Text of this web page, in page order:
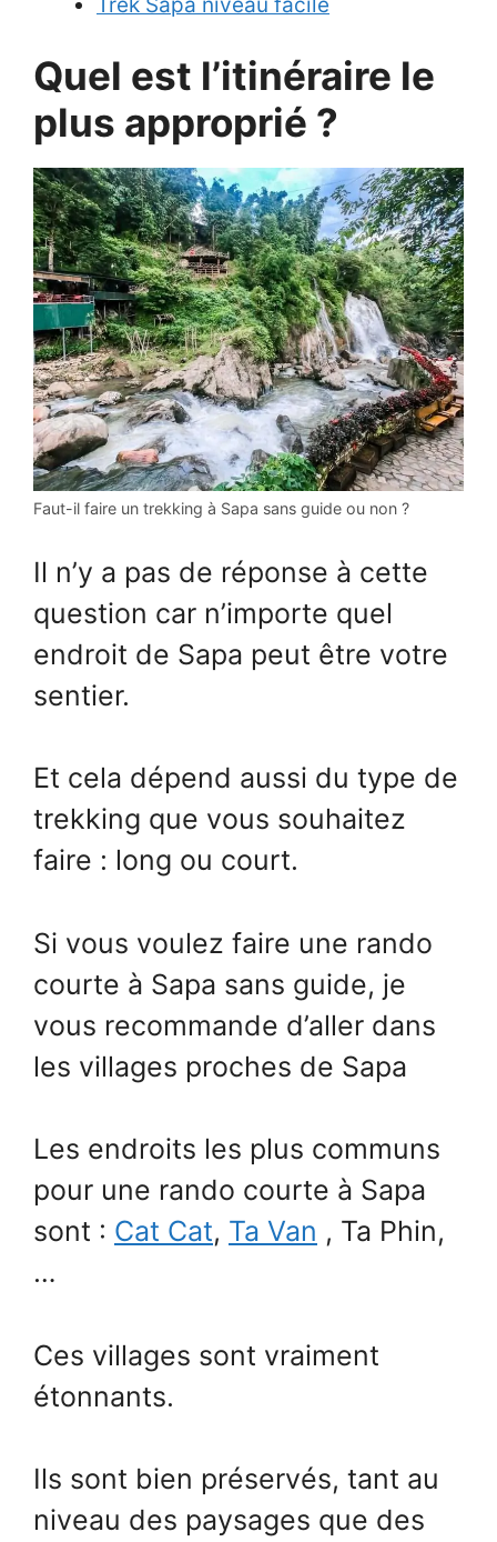
Quel est l’itinéraire le
plus approprié ?
Faut-il faire un trekking à Sapa sans guide ou non ?
Il n’y a pas de réponse à cette
question car n’importe quel
endroit de Sapa peut être votre
sentier.
Et cela dépend aussi du type de
trekking que vous souhaitez
faire : long ou court.
Si vous voulez faire une rando
courte à Sapa sans guide, je
vous recommande d’aller dans
les villages proches de Sapa
Les endroits les plus communs
pour une rando courte à Sapa
sont : Cat Cat, Ta Van , Ta Phin,
…
Ces villages sont vraiment
étonnants.
Ils sont bien préservés, tant au
niveau des paysages que des